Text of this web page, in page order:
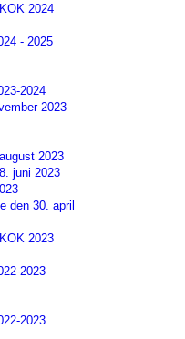
2024
- 2025
2024
2023
2023
juni 2023
den 30. april
2023
2023
2023